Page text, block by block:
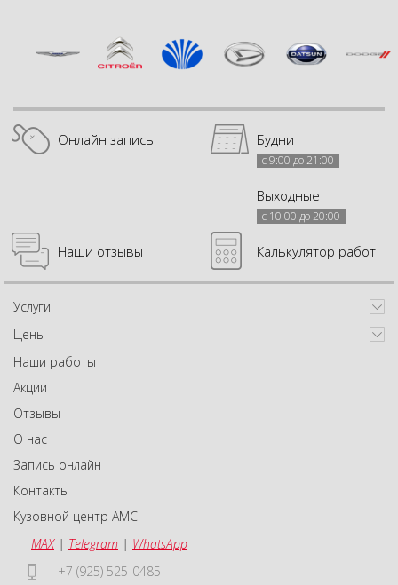
Онлайн запись Будни
с 9:00 до 21:00
Выходные
с 10:00 до 20:00
Наши отзывы Калькулятор работ
Услуги
Цены
Наши работы
Акции
Отзывы
О нас
Запись онлайн
Контакты
Кузовной центр АМС
MAX| Telegram | WhatsApp
+7 (925) 525-0485